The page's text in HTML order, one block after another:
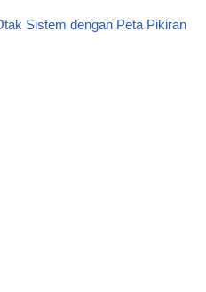
Sistem dengan Peta Pikiran